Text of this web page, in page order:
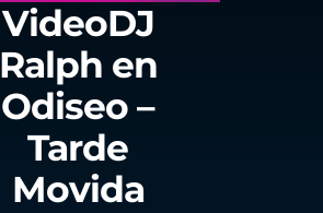
VideoDJ
Ralph en
Odiseo –
Tarde
Movida